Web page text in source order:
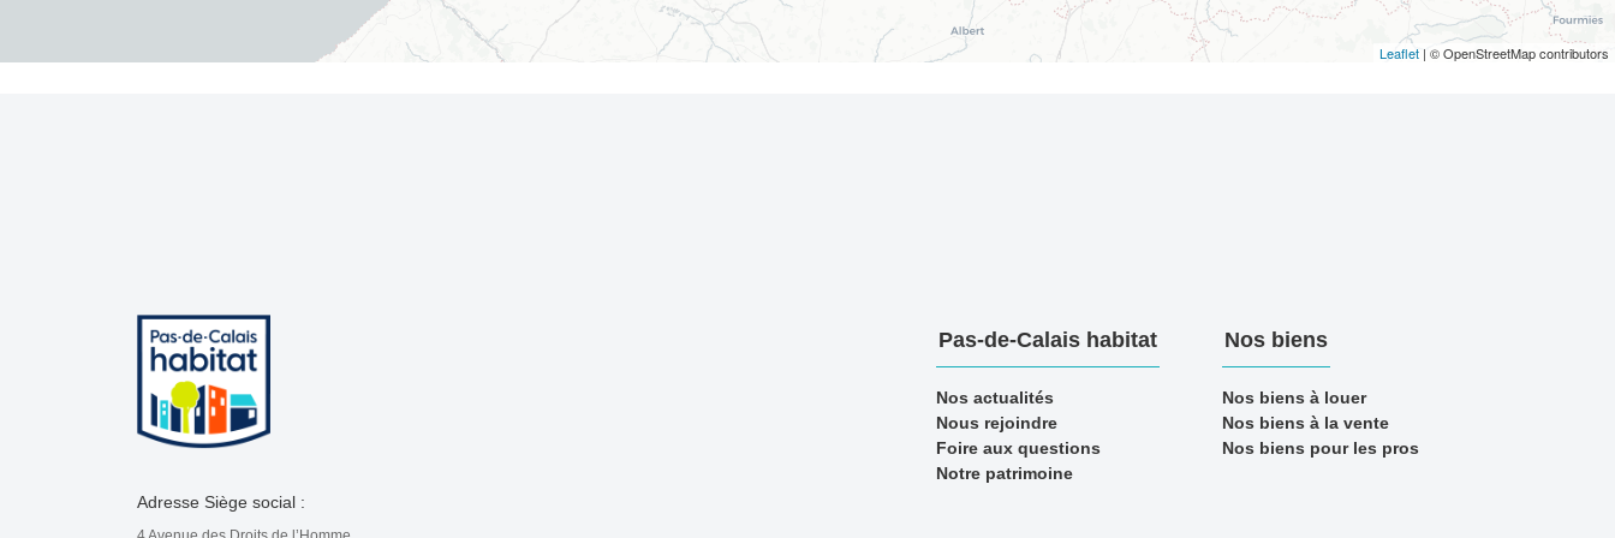
Leaflet | © OpenStreetMap contributors
Adresse Siège social :
Pas-de-Calais habitat
Nos actualités
Nous rejoindre
Foire aux questions
Notre patrimoine
Nos biens
Nos biens à louer
Nos biens à la vente
Nos biens pour les pros